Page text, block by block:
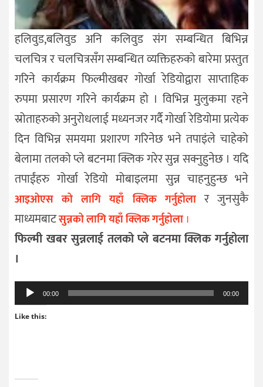
हलिवुड,बलिवुड अनि कलिवुड संग सम्बन्धित बिभिन्न
चलचित्र र चलचित्रसँग सम्बन्धित व्यक्तिहरुको बारेमा प्रस्तुत
गरिने कार्यक्रम फिल्मीखबर गोर्खा रेडियोद्वारा साप्ताहिक
रुपमा प्रसारण गरिने कार्यक्रम हो । विभिन्न मुलुकमा रहने
स्रोताहरुको अनुरोधलाई मध्यनजर गर्दै गोर्खा रेडियोमा प्रत्येक
दिन विभिन्न समयमा प्रशारण गरिनेछ भने तपाइंले चाहेको
बेलामा तलको प्ले बटनमा क्लिक गरेर सुन्न सक्नुहुनेछ । यदि
तपाईंहरु गोर्खा रेडियो मोबाइलमा सुन्न चाहनुहुन्छ भने
आइओएस को लागि यहाँ क्लिक गर्नुहोलार जुनसुकै
माध्यमबाटसुन्नको लागि यहाँ क्लिक गर्नुहोला ।
फिल्मी खबर सुन्नलाई तलको प्ले बटनमा क्लिक गर्नुहोला
।
Audio
Player
00:00 00:00
Like this: